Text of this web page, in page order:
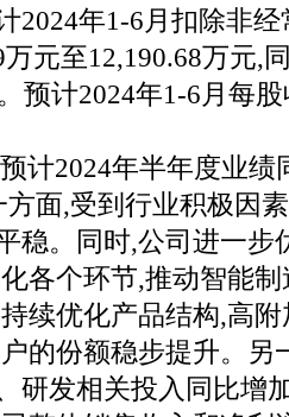
2024年1-6月扣除非
元至12,190.68万元,
预计2024年1-6月每
计2024年半年度业绩
方面,受到行业积极因
稳。同时,公司进一步
各个环节,推动智能
续优化产品结构,高
的份额稳步提升。另
研发相关投入同比增